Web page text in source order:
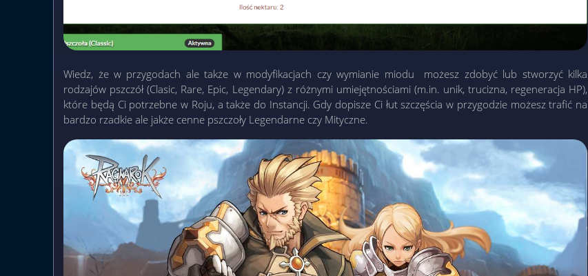
Wiedz, że w przygodach ale także w modyfikacjach czy wymianie miodu możesz zdobyć lub stworzyć kilka
rodzajów pszczół (Clasic, Rare, Epic, Legendary) z różnymi umiejętnościami (m.in. unik, trucizna, regeneracja HP),
które będą Ci potrzebne w Roju, a także do Instancji. Gdy dopisze Ci łut szczęścia w przygodzie możesz trafić na
bardzo rzadkie ale jakże cenne pszczoły Legendarne czy Mityczne.